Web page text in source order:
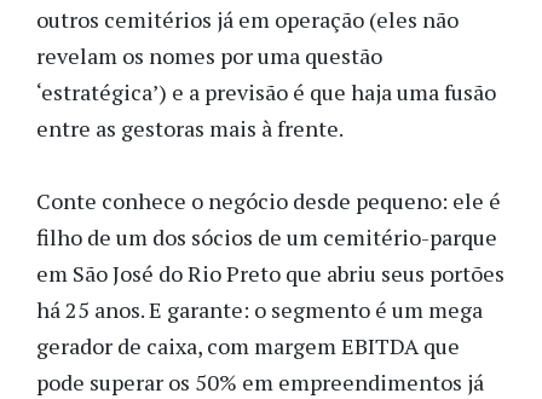
outros cemitérios já em operação (eles não
revelam os nomes por uma questão
‘estratégica’) e a previsão é que haja uma fusão
entre as gestoras mais à frente.
Conte conhece o negócio desde pequeno: ele é
filho de um dos sócios de um cemitério-parque
em São José do Rio Preto que abriu seus portões
há 25 anos. E garante: o segmento é um mega
gerador de caixa, com margem EBITDA que
pode superar os 50% em empreendimentos já